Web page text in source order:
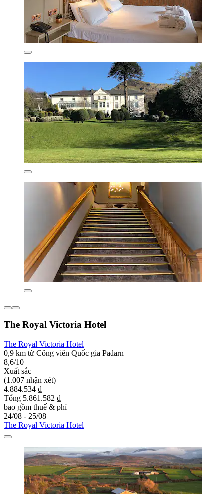
The Royal Victoria Hotel
The Royal Victoria Hotel
0,9 km từ Công viên Quốc gia Padarn
8,6/10
Xuất sắc
(1.007 nhận xét)
4.884.534 ₫
Tổng 5.861.582 ₫
bao gồm thuế & phí
24/08 - 25/08
The Royal Victoria Hotel